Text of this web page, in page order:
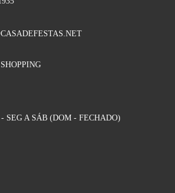
SEG A SÁB (DOM - FECHADO)